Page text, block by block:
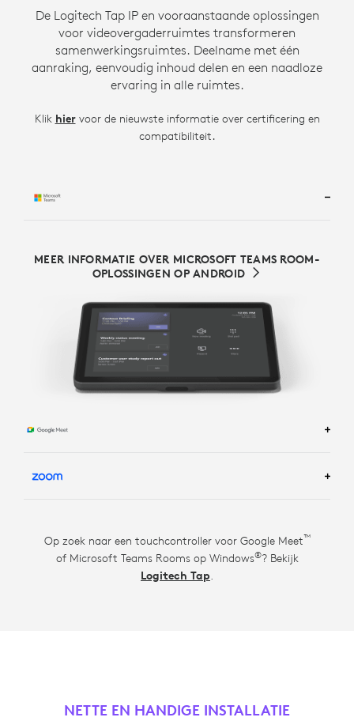
De Logitech Tap IP en vooraanstaande oplossingen
voor videovergaderruimtes transformeren
samenwerkingsruimtes. Deelname met één
aanraking, eenvoudig inhoud delen en een naadloze
ervaring in alle ruimtes.
Klik hiervoor de nieuwste informatie over certificering en
compatibiliteit.
MEER INFORMATIE OVER MICROSOFT TEAMS ROOM-
OPLOSSINGEN OP ANDROID
MEER INFORMATIE OVER ZOOM ROOM-
OPLOSSINGEN
TM
Op zoek naar een touchcontroller voor Google Meet™
of Microsoft Teams Rooms op Windows®? Bekijk
Logitech Tap.
NETTE EN HANDIGE INSTALLATIE